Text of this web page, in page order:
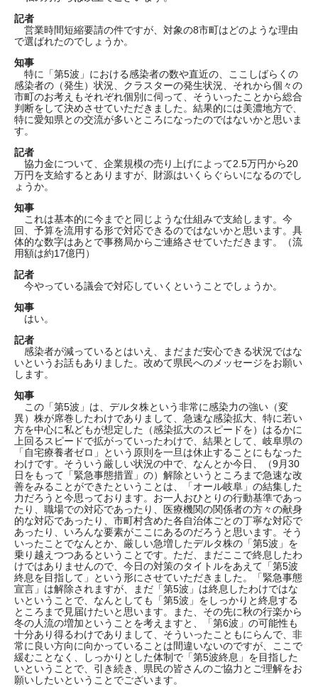
記者
営業時間短縮要請の件ですが、対象の8市町はどのような理由
で選ばれたのでしょうか。
知事
特に「第5波」における感染者の数や直近の、ここしばらくの
感染者の（発生）状況、クラスターの発生状況、それから個々の
市町のお考えもそれぞれ個別に伺って、そういったことから総合
判断をして決めさせていただきました。結果的には美濃地方で、
特に愛知県との交流が多いところになったのではないかと思いま
す。
記者
協力金について、企業規模の売り上げによって2.5万円から20
万円を支給するとありますが、財源はいくらぐらいになるのでし
ょうか。
知事
これは基本的に今までと同じような仕組みで支給します。今
回、予算を流用する形で対応できるのではないかと思います。具
体的な数字はあとで事務局からご連絡させていただきます。（流
用額は約17億円）
記者
今やっている議会で対応していくということでしょうか。
知事
はい。
記者
感染者が減っているとはいえ、まだまだ安心できる状況ではな
いというお話もありました。改めて県民へのメッセージをお願い
します。
知事
この「第5波」は、デルタ株という非常に感染力の強い（変
異）株が席巻したわけでありまして、急速な感染拡大、特に若い
方を中心に私どもが想定した（感染拡大のスピードを）はるかに
上回るスピードで拡がっていったわけで、結果として、岐阜県の
「自宅療養者ゼロ」という原則を一旦は休止することにもなった
わけです。そういう厳しい状況の中で、なんとか今日、（9月30
日をもって「緊急事態措置」の）解除というところまで急速な改
善をみることができたということは、「オール岐阜」の結集した
力だろうと今思っております。お一人おひとりの行動基準であっ
たり、職場での対応であったり、医療機関の関係者の方々の献身
的な対応であったり、市町村含めた各自治体ごとの丁寧な対応で
あったり、いろんな要素がここにあるのだろうと思います。そう
いったことでなんとか、厳しい急増したデルタ株の「第5波」を
乗り越えつつあるということです。ただ、まだここで終息したわ
けではありませんので、今日の対策のタイトルをあえて「第5波
終息を目指して」という形にさせていただきました。「緊急事態
宣言」は解除されますが、まだ「第5波」は終息したわけではな
いということで、なんとしても「第5波」をしっかりと終息する
ところまで見届けたいと思います。また、その先に秋の行楽から
冬の人流の増加ということを考えますと、「第6波」の可能性も
十分あり得るわけでありまして、そういったこともにらんで、非
常に良い方向に向かっていることは間違いないのですが、ここで
緩むことなく、しっかりとした体制で「第5波終息」を目指した
いということで、引き続き、県民の皆さんのご協力とご理解をお
願いしたいということでございます。